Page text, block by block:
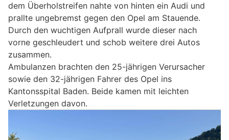
dem Überholstreifen nahte von hinten ein Audi und
prallte ungebremst gegen den Opel am Stauende.
Durch den wuchtigen Aufprall wurde dieser nach
vorne geschleudert und schob weitere drei Autos
zusammen.
Ambulanzen brachten den 25-jährigen Verursacher
sowie den 32-jährigen Fahrer des Opel ins
Kantonsspital Baden. Beide kamen mit leichten
Verletzungen davon.